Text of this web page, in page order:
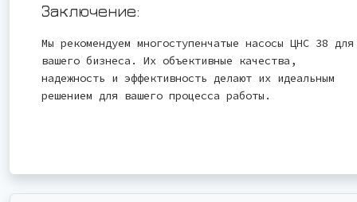
Заключение:
Мы рекомендуем многоступенчатые насосы ЦНС 38 для
вашего бизнеса. Их объективные качества,
надежность и эффективность делают их идеальным
решением для вашего процесса работы.